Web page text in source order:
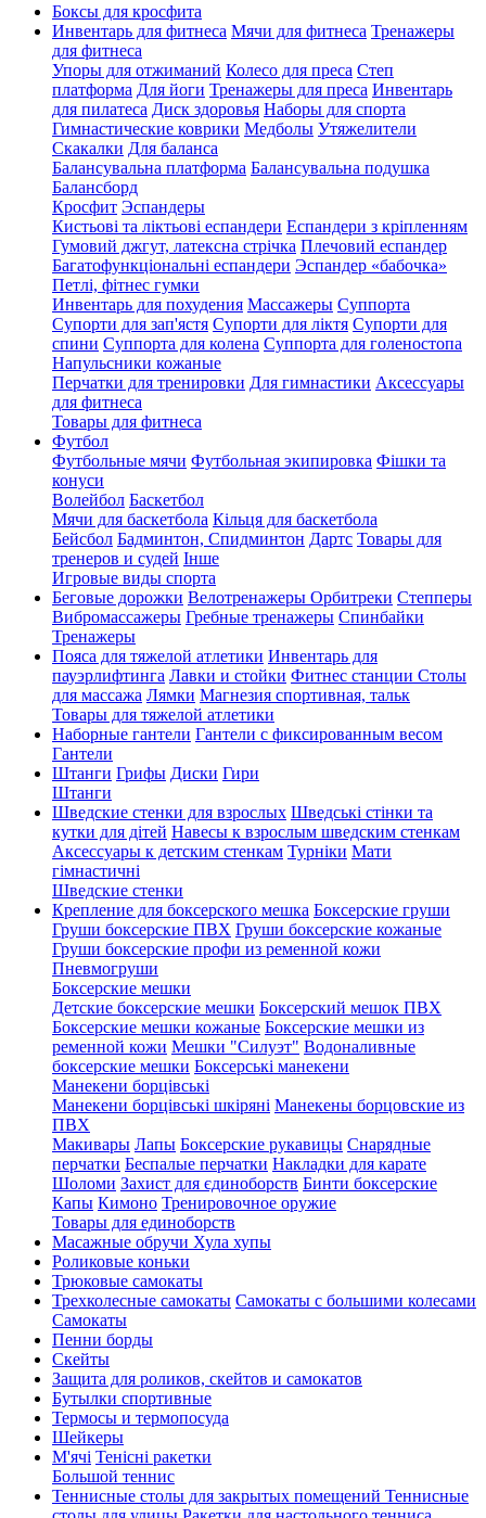
Боксы для кросфита
Инвентарь для фитнеса Мячи для фитнеса Тренажеры
для фитнеса
Упоры для отжиманий Колесо для преса Степ
платформа Для йоги Тренажеры для преса Инвентарь
для пилатеса Диск здоровья Наборы для спорта
Гимнастические коврики Медболы Утяжелители
Скакалки Для баланса
Балансувальна платформа Балансувальна подушка
Балансборд
Кросфит Эспандеры
Кистьові та ліктьові еспандери Еспандери з кріпленням
Гумовий джгут, латексна стрічка Плечовий еспандер
Багатофункціональні еспандери Эспандер «бабочка»
Петлі, фітнес гумки
Инвентарь для похудения Массажеры Суппорта
Супорти для зап'ястя Супорти для ліктя Супорти для
спини Суппорта для колена Суппорта для голеностопа
Напульсники кожаные
Перчатки для тренировки Для гимнастики Аксессуары
для фитнеса
Товары для фитнеса
Футбол
Футбольные мячи Футбольная экипировка Фішки та
конуси
Волейбол Баскетбол
Мячи для баскетбола Кільця для баскетбола
Бейсбол Бадминтон, Спидминтон Дартс Товары для
тренеров и судей Інше
Игровые виды спорта
Беговые дорожки Велотренажеры Орбитреки Степперы
Вибромассажеры Гребные тренажеры Спинбайки
Тренажеры
Пояса для тяжелой атлетики Инвентарь для
пауэрлифтинга Лавки и стойки Фитнес станции Столы
для массажа Лямки Магнезия спортивная, тальк
Товары для тяжелой атлетики
Наборные гантели Гантели с фиксированным весом
Гантели
Штанги Грифы Диски Гири
Штанги
Шведские стенки для взрослых Шведські стінки та
кутки для дітей Навесы к взрослым шведским стенкам
Аксессуары к детским стенкам Турніки Мати
гімнастичні
Шведские стенки
Крепление для боксерского мешка Боксерские груши
Груши боксерские ПВХ Груши боксерские кожаные
Груши боксерские профи из ременной кожи
Пневмогруши
Боксерские мешки
Детские боксерские мешки Боксерский мешок ПВХ
Боксерские мешки кожаные Боксерские мешки из
ременной кожи Мешки "Силуэт" Водоналивные
боксерские мешки Боксерські манекени
Манекени борцівські
Манекени борцівські шкіряні Манекены борцовские из
ПВХ
Макивары Лапы Боксерские рукавицы Снарядные
перчатки Беспалые перчатки Накладки для карате
Шоломи Захист для єдиноборств Бинти боксерские
Капы Кимоно Тренировочное оружие
Товары для единоборств
Масажные обручи Хула хупы
Роликовые коньки
Трюковые самокаты
Трехколесные самокаты Самокаты с большими колесами
Cамокаты
Пенни борды
Скейты
Защита для роликов, скейтов и самокатов
Бутылки спортивные
Термосы и термопосуда
Шейкеры
М'ячі Тенісні ракетки
Большой теннис
Теннисные столы для закрытых помещений Теннисные